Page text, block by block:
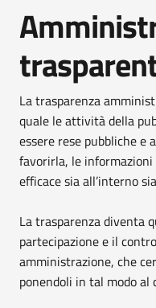
La trasparenza
quale le attività della
essere rese pubbliche e
favorirla, le informazioni
efficace sia all’interno
La trasparenza diventa
partecipazione e il
amministrazione, che
ponendoli in tal modo al